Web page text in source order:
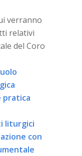
verranno
relativi
del Coro
pratica
liturgici
con